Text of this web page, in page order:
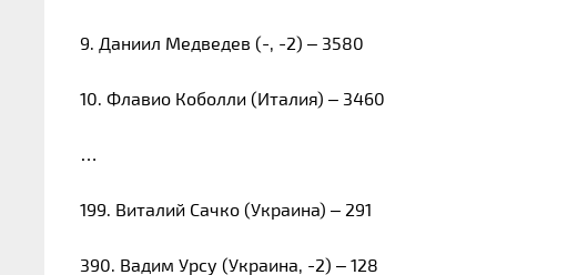
9. Даниил Медведев (-, -2) – 3580
10. Флавио Коболли (Италия) – 3460
…
199. Виталий Сачко (Украина) – 291
390. Вадим Урсу (Украина, -2) – 128